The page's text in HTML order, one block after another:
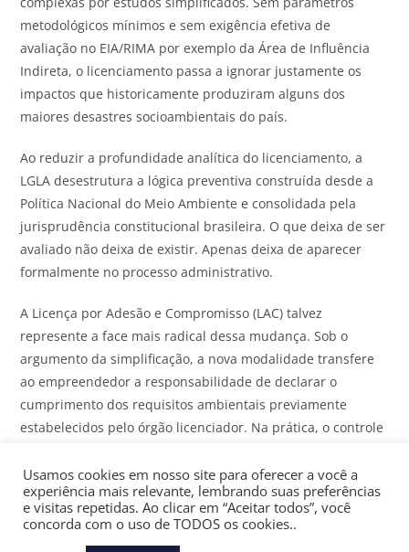
metodológicos mínimos e sem exigência efetiva de
avaliação no EIA/RIMA por exemplo da Área de Influência
Indireta, o licenciamento passa a ignorar justamente os
impactos que historicamente produziram alguns dos
maiores desastres socioambientais do país.
Ao reduzir a profundidade analítica do licenciamento, a
LGLA desestrutura a lógica preventiva construída desde a
Política Nacional do Meio Ambiente e consolidada pela
jurisprudência constitucional brasileira. O que deixa de ser
avaliado não deixa de existir. Apenas deixa de aparecer
formalmente no processo administrativo.
A Licença por Adesão e Compromisso (LAC) talvez
represente a face mais radical dessa mudança. Sob o
argumento da simplificação, a nova modalidade transfere
ao empreendedor a responsabilidade de declarar o
cumprimento dos requisitos ambientais previamente
estabelecidos pelo órgão licenciador. Na prática, o controle
A premissa teórica da LAC — a de que determinadas
atividades possuem impactos uniformes e previsíveis —
Usamos cookies em nosso site para oferecer a você a
experiência mais relevante, lembrando suas preferências
e visitas repetidas. Ao clicar em “Aceitar todos”, você
concorda com o uso de TODOS os cookies..